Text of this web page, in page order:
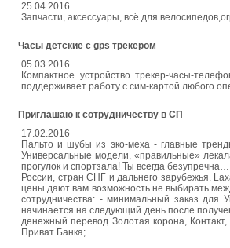
25.04.2016
Запчасти, аксессуары, всё для
Часы детские с gps трекером
05.03.2016
Компактное устройство трекер-часы-
поддерживает работу с сим-картой любого
Приглашаю к сотрудничеству в СП
17.02.2016
Пальто и шубы из эко-меха - главные
Универсальные модели, «правильные»
прогулок и спортзала! Ты всегда
России, стран СНГ и дальнего зарубежья.
цены дают вам возможность не выбирать
сотрудничества: - минимальный заказ
начинается на следующий день после
денежный перевод Золотая корона,
Приват Банка;